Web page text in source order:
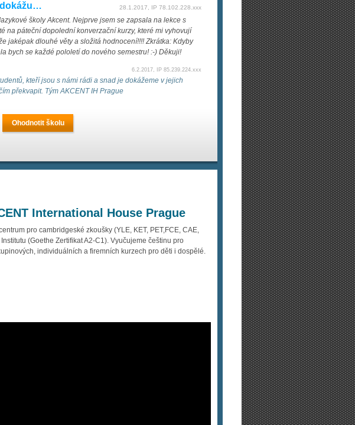
28.1.2017, IP 78.102.228.xxx
školy Akcent. Nejprve jsem se zapsala na lekce s
na páteční dopolední konverzační kurzy, které mi vyhovují
jaképak dlouhé věty a složitá hodnocení!!!! Zkrátka: Kdyby
bych se každé pololetí do nového semestru! :-) Děkuji!
6.2.2017, IP 85.239.224.xxx
kteří jsou s námi rádi a snad je dokážeme v jejich
překvapit. Tým AKCENT IH Prague
Ohodnotit školu
International House Prague
pro cambridgeské zkoušky (YLE, KET, PET,FCE, CAE,
(Goethe Zertifikat A2-C1). Vyučujeme češtinu pro
individuálních a firemních kurzech pro děti i dospělé.